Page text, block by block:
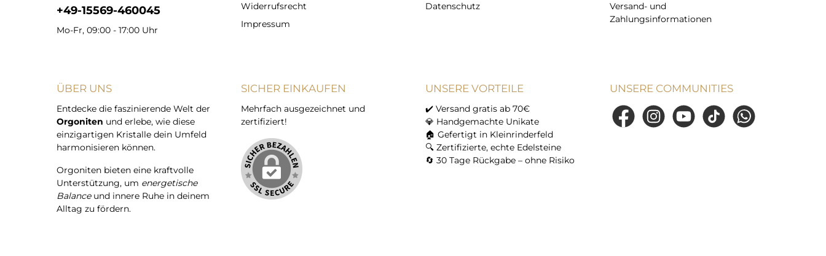
+49-15569-460045
Mo-Fr, 09:00 - 17:00 Uhr
Widerrufsrecht
Impressum
Datenschutz
Versand- und
Zahlungsinformationen
ÜBER UNS
Entdecke die faszinierende Welt der
Orgoniten und erlebe, wie diese
einzigartigen Kristalle dein Umfeld
harmonisieren können.
Orgoniten bieten eine kraftvolle
Unterstützung, um energetische
Balanceund innere Ruhe in deinem
Alltag zu fördern.
SICHER EINKAUFEN
Mehrfach ausgezeichnet und
zertifiziert!
UNSERE VORTEILE
✔️ Versand gratis ab 70€
💎 Handgemachte Unikate
🏠 Gefertigt in Kleinrinderfeld
🔍 Zertifizierte, echte Edelsteine
🔄 30 Tage Rückgabe – ohne Risiko
UNSERE COMMUNITIES
FacebookInstagramYouTubeTikTok WhatsApp